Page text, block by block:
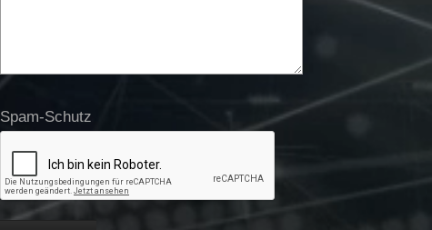
Spam-Schutz